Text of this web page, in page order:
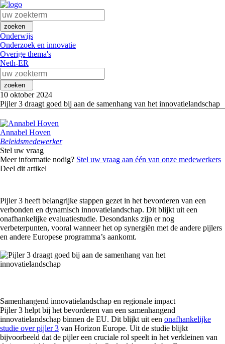
zoeken
Onderwijs
Onderzoek en innovatie
Overige thema's
Neth-ER
zoeken
10 oktober 2024
Pijler 3 draagt goed bij aan de samenhang van het innovatielandschap
Annabel Hoven
Beleidsmedewerker
Stel uw vraag
Meer informatie nodig? Stel uw vraag aan één van onze medewerkers
Deel dit artikel
Pijler 3 heeft belangrijke stappen gezet in het bevorderen van een
verbonden en dynamisch innovatielandschap. Dit blijkt uit een
onafhankelijke evaluatiestudie. Desondanks zijn er nog
verbeterpunten, vooral wanneer het op synergiën met de andere pijlers
en andere Europese programma’s aankomt.
Samenhangend innovatielandschap en regionale impact
Pijler 3 helpt bij het bevorderen van een samenhangend
innovatielandschap binnen de EU. Dit blijkt uit een onafhankelijke
studie over pijler 3 van Horizon Europe. Uit de studie blijkt
bijvoorbeeld dat de pijler een cruciale rol speelt in het verkleinen van